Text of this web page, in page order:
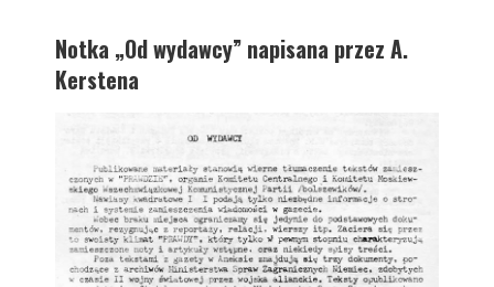
Notka „Od wydawcy” napisana przez A.
Kerstena